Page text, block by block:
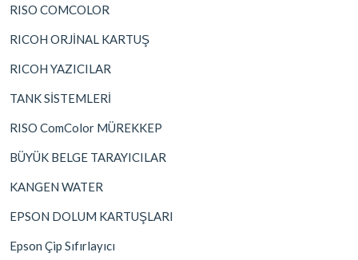
RISO COMCOLOR
RICOH ORJİNAL KARTUŞ
RICOH YAZICILAR
TANK SİSTEMLERİ
RISO ComColor MÜREKKEP
BÜYÜK BELGE TARAYICILAR
KANGEN WATER
EPSON DOLUM KARTUŞLARI
Epson Çip Sıfırlayıcı